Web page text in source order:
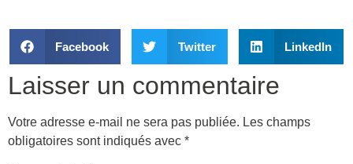
Facebook Twitter LinkedIn
Laisser un commentaire
Votre adresse e-mail ne sera pas publiée. Les champs
obligatoires sont indiqués avec *